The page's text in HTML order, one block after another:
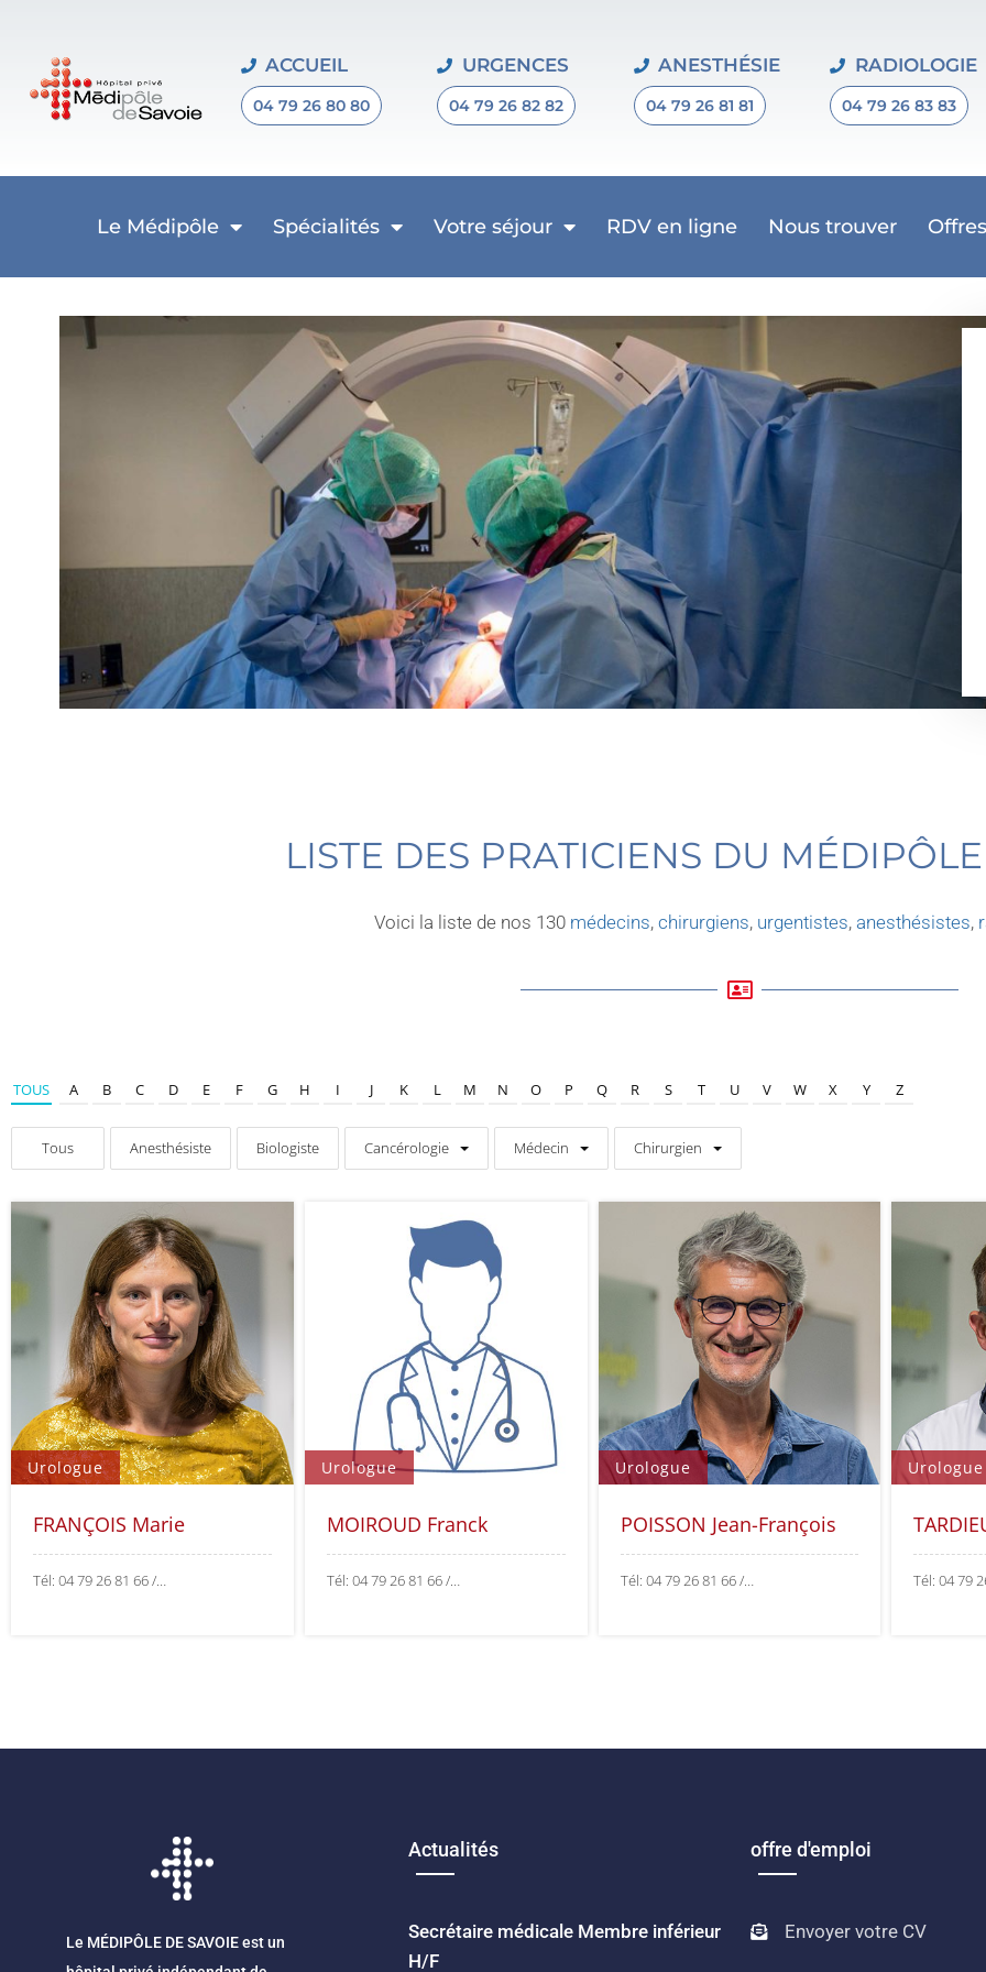
ACCUEIL
04 79 26 80 80
URGENCES
04 79 26 82 82
ANESTHÉSIE
04 79 26 81 81
RADIOLOGIE
04 79 26 83 83
Le Médipôle Spécialités Votre séjour RDV en ligne Nous trouver
LISTE DES PRATICIENS DU
Voici la liste de nos 130 médecins, chirurgiens, urgentistes, anesthésistes,
TOUS A B C D E F G H I J K L M N O P Q R S T U V W X Y Z
Tous Anesthésiste Biologiste Cancérologie Médecin Chirurgien
Urologue
FRANÇOIS Marie
Tél: 04 79 26 81 66 /…
Urologue
MOIROUD Franck
Tél: 04 79 26 81 66 /…
Urologue
POISSON Jean-François
Tél: 04 79 26 81 66 /…
Urologue
Tél: 04 79
Le MÉDIPÔLE DE SAVOIE est un
Actualités
Secrétaire médicale Membre inférieur
H/F
offre d'emploi
Envoyer votre CV